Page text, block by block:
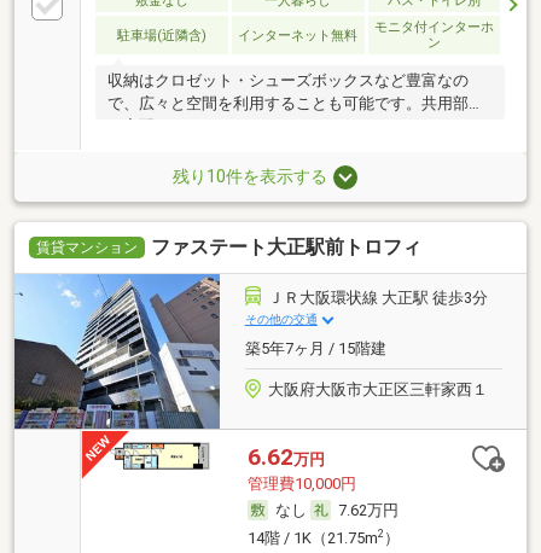
駐車場(近隣含) インターネット無料
モニタ付インターホ
ン
収納はクロゼット・シューズボックスなど豊富なの
で、広々と空間を利用することも可能です。共用部に
残り10件を表示する
賃貸マンション ファステート大正駅前トロフィ
ＪＲ大阪環状線 大正駅 徒歩3分
その他の交通
築5年7ヶ月 / 15階建
大阪府大阪市大正区三軒家西１
6.62万円
管理費10,000円
なし
7.62万円
14階 / 1K（21.75m2）